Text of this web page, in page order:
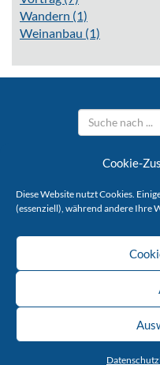
Cookie-
Diese Website nutzt Cookies.
(essenziell), während andere Ihre
Datenschutz
Wandern (1)
Weinanbau (1)
KONTAKT